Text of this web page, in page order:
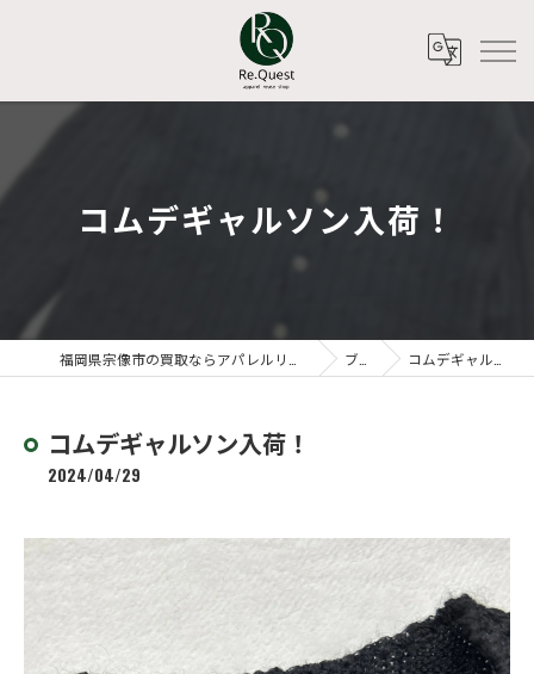
コムデギャルソン入荷！
ブログ コムデギャルソン入荷！
コムデギャルソン入荷！
2024/04/29